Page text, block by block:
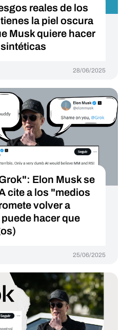
reales de los
la piel oscura
Musk quiere hacer
28/06/2025
Elon Musk se
cite a los "medios
volver a
hacer que
25/06/2025